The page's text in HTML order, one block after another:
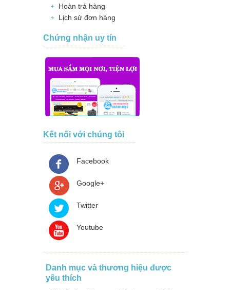
Hoàn trả hàng
Lịch sử đơn hàng
Chứng nhận uy tín
Kết nối với chúng tôi
Facebook
Google+
Twitter
Youtube
Danh mục và thương hiệu được
yêu thích